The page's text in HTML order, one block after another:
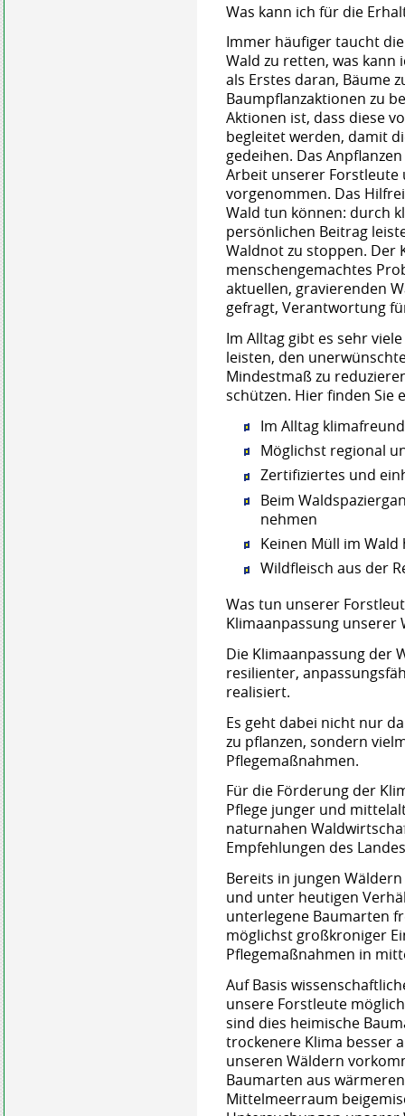
Was kann ich für die
Immer häufiger taucht
Wald zu retten, was kann
als Erstes daran, Bäume
Baumpflanzaktionen zu
Aktionen ist, dass diese
begleitet werden, damit
gedeihen. Das
Arbeit unserer
vorgenommen. Das
Wald tun können: durch
persönlichen Beitrag
Waldnot zu stoppen. Der
menschengemachtes
aktuellen, gravierenden
gefragt, Verantwortung
Im Alltag gibt es sehr
leisten, den
Mindestmaß zu
schützen. Hier finden Sie
Im Alltag
Möglichst regional
Zertifiziertes und
Beim
nehmen
Keinen Müll im
Wildfleisch aus der
Was tun unserer
Klimaanpassung unserer
Die Klimaanpassung der
resilienter,
realisiert.
Es geht dabei nicht nur
zu pflanzen, sondern
Pflegemaßnahmen.
Für die Förderung der
Pflege junger und
naturnahen
Empfehlungen des
Bereits in jungen
und unter heutigen
unterlegene Baumarten
möglichst großkroniger
Pflegemaßnahmen in
Auf Basis
unsere Forstleute
sind dies heimische
trockenere Klima besser
unseren Wäldern
Baumarten aus
Mittelmeerraum